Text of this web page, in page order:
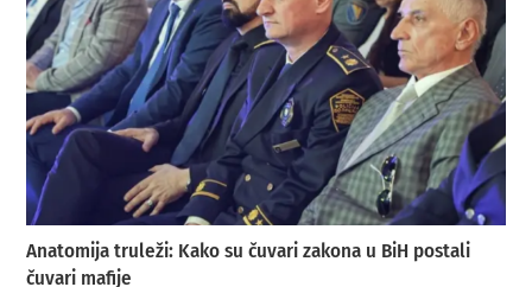
Anatomija truleži: Kako su čuvari zakona u BiH postali
čuvari mafije